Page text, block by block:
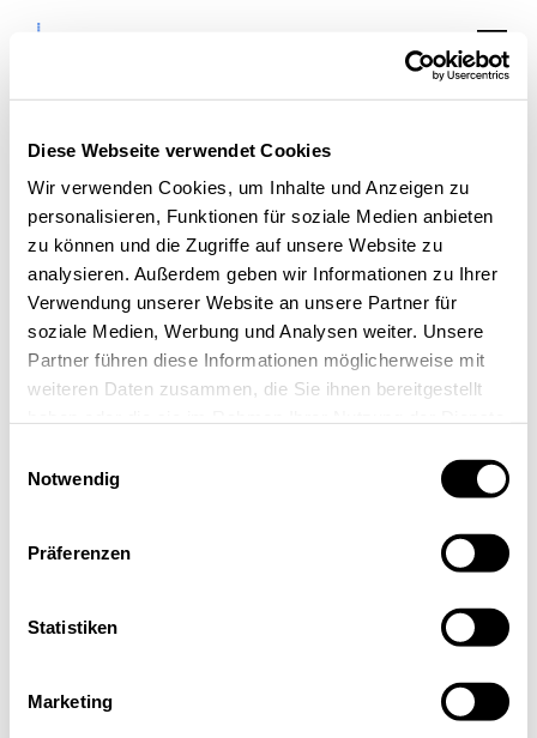
Diese Webseite verwendet Cookies
Wir verwenden Cookies, um Inhalte und Anzeigen zu
personalisieren, Funktionen für soziale Medien anbieten
zu können und die Zugriffe auf unsere Website zu
analysieren. Außerdem geben wir Informationen zu Ihrer
Verwendung unserer Website an unsere Partner für
soziale Medien, Werbung und Analysen weiter. Unsere
Partner führen diese Informationen möglicherweise mit
weiteren Daten zusammen, die Sie ihnen bereitgestellt
Notwendig
Präferenzen
Statistiken
Marketing
Digital.Praktisch.Nah.
– Digitalisierung bei
eurogard GmbH
Digitalisierung bei eurogard GmbH